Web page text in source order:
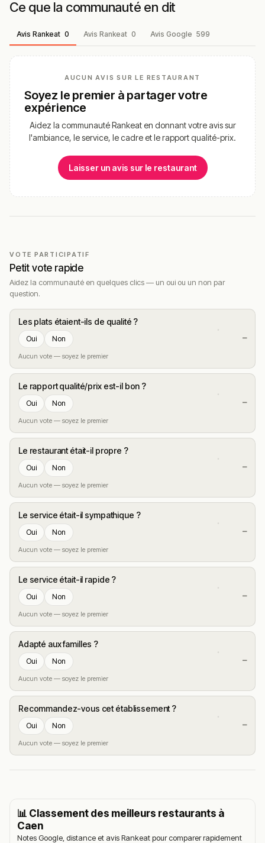
Ce que la communauté en dit
Avis Rankeat 0 Avis Rankeat 0 Avis Google 599
AUCUN AVIS SUR LE RESTAURANT
Soyez le premier à partager votre
expérience
Aidez la communauté Rankeat en donnant votre avis sur
l'ambiance, le service, le cadre et le rapport qualité-prix.
Laisser un avis sur le restaurant
VOTE PARTICIPATIF
Petit vote rapide
Aidez la communauté en quelques clics — un oui ou un non par
question.
Les plats étaient-ils de qualité ?
Oui Non
Aucun vote — soyez le premier
—
Le rapport qualité/prix est-il bon ?
Oui Non
Aucun vote — soyez le premier
—
Le restaurant était-il propre ?
Oui Non
Aucun vote — soyez le premier
—
Le service était-il sympathique ?
Oui Non
Aucun vote — soyez le premier
—
Le service était-il rapide ?
Oui Non
Aucun vote — soyez le premier
—
Adapté aux familles ?
Oui Non
Aucun vote — soyez le premier
—
Recommandez-vous cet établissement ?
Oui Non
Aucun vote — soyez le premier
—
📊 Classement des meilleurs restaurants à
Caen
Notes Google, distance et avis Rankeat pour comparer rapidement